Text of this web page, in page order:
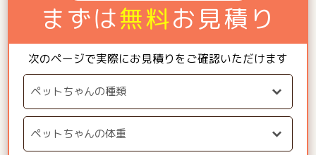
まずは無料お見積り
次のページで実際にお見積りをご確認いただけます